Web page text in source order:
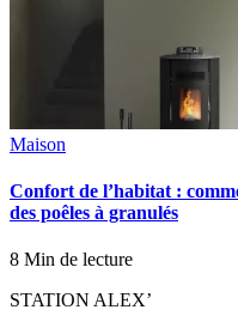
Maison
Confort de l’habitat :
des poêles à granulés
8 Min de lecture
STATION ALEX’